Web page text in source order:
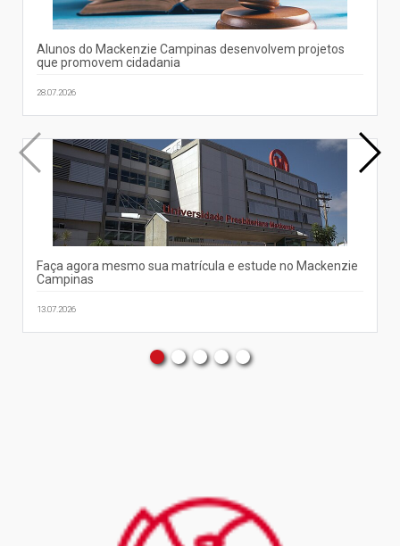
Alunos do Mackenzie Campinas desenvolvem projetos
que promovem cidadania
28.07.2026
Faça agora mesmo sua matrícula e estude no Mackenzie
Campinas
13.07.2026